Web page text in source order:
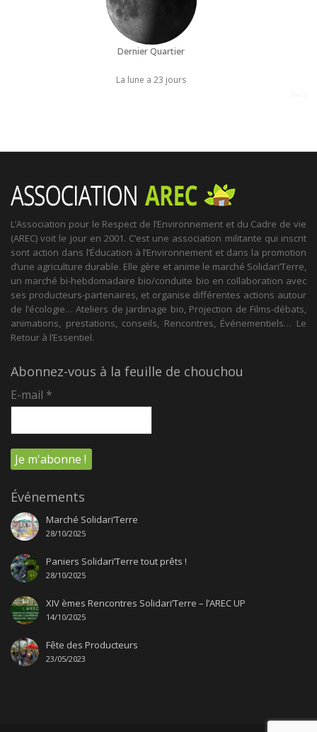
Dernier Quartier
La lune a 23 jours
L’Association pour le Respect de l’Environnement et du Cadre de vie
(AREC) voit le jour en 2001. C’est une association militante qui inscrit
sont action dans l’Éducation à l’Environnement et dans la promotion
d’une agriculture durable. Elle gère et anime le marché Solidari’Terre,
un marché bi-hebdomadaire bio/conduite bio en collaboration avec
ses producteurs-partenaires, et organise différentes actions autour
de l’écologie… Ateliers de jardinage bio, Projection de Films-débats,
animations, prestations, conseils, Rencontres, Événementiels… Le
Retour à l’Essentiel.
Abonnez-vous à la feuille de chouchou
E-mail *
Événements
Marché Solidari’Terre
28/10/2025
Paniers Solidari’Terre tout prêts !
28/10/2025
XIV èmes Rencontres Solidari’Terre – l’AREC UP
14/10/2025
Fête des Producteurs
23/05/2023